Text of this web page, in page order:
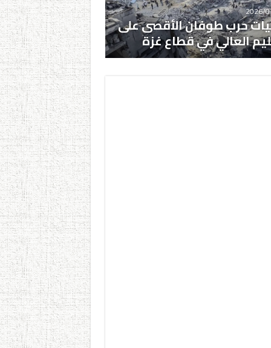
2026/
حرب طوفان الأقصى على
العالي في قطاع غزة